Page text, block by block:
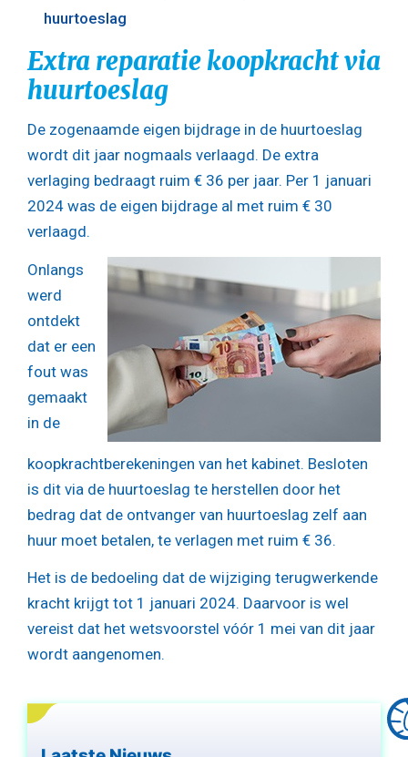
huurtoeslag
Extra reparatie koopkracht via
huurtoeslag
De zogenaamde eigen bijdrage in de huurtoeslag
wordt dit jaar nogmaals verlaagd. De extra
verlaging bedraagt ruim € 36 per jaar. Per 1 januari
2024 was de eigen bijdrage al met ruim € 30
verlaagd.
Onlangs
werd
ontdekt
dat er een
fout was
gemaakt
in de
koopkrachtberekeningen van het kabinet. Besloten
is dit via de huurtoeslag te herstellen door het
bedrag dat de ontvanger van huurtoeslag zelf aan
huur moet betalen, te verlagen met ruim € 36.
Het is de bedoeling dat de wijziging terugwerkende
kracht krijgt tot 1 januari 2024. Daarvoor is wel
vereist dat het wetsvoorstel vóór 1 mei van dit jaar
wordt aangenomen.